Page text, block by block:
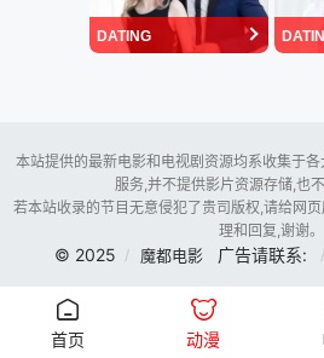
DATING
本站提供的最新电影和电视剧资源均系收集于
服务,并不提供影片资源存储,也
若本站收录的节目无意侵犯了贵司版权,请给网
理和回复,谢谢。
© 2025 魔都电影 广告请联系:
首页 动漫